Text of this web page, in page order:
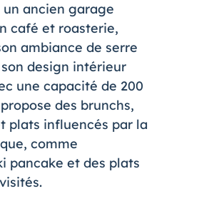
ancien garage
café et roasterie,
ambiance de serre
design intérieur
une capacité de 200
des brunchs,
plats influencés par la
comme
pancake et des plats